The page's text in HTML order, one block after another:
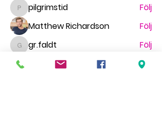
pilgrimstid
pilgrimstid
Följ
Matthew Richardson
Följ
gr.faldt
gr.faldt
Följ
Ingegerd Nygren
Följ